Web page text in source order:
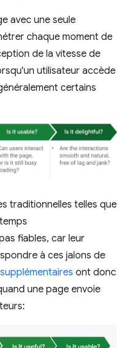
avec une seule
chaque moment de
de la vitesse de
utilisateur accède
certains
traditionnelles telles que
fiables, car leur
à ces jalons de
ont donc
une page envoie